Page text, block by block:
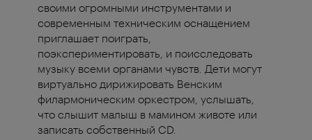
своими огромными инструментами и
современным техническим оснащением
приглашает поиграть,
поэкспериментировать, и поисследовать
музыку всеми органами чувств. Дети могут
виртуально дирижировать Венским
филармоническим оркестром, услышать,
что слышит малыш в мамином животе или
записать собственный CD.